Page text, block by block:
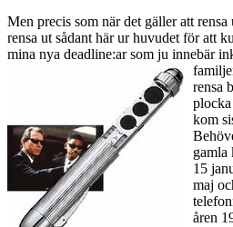
Men precis som när det gäller att
rensa ut sådant här ur huvudet för att
mina nya deadline:ar som ju innebär
rensa
kom
gamla
15
maj
åren